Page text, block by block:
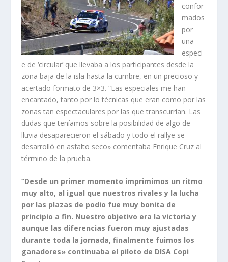
confor
mados
por
una
especi
e de ‘circular’ que llevaba a los participantes desde la
zona baja de la isla hasta la cumbre, en un precioso y
acertado formato de 3×3. “Las especiales me han
encantado, tanto por lo técnicas que eran como por las
zonas tan espectaculares por las que transcurrían. Las
dudas que teníamos sobre la posibilidad de algo de
lluvia desaparecieron el sábado y todo el rallye se
desarrolló en asfalto seco» comentaba Enrique Cruz al
término de la prueba.
“Desde un primer momento imprimimos un ritmo
muy alto, al igual que nuestros rivales y la lucha
por las plazas de podio fue muy bonita de
principio a fin. Nuestro objetivo era la victoria y
aunque las diferencias fueron muy ajustadas
durante toda la jornada, finalmente fuimos los
ganadores» continuaba el piloto de DISA Copi